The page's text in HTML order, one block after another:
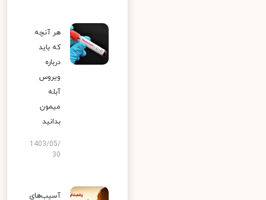
هر آنچه
که باید
درباره
ویروس
آبله
میمون
بدانید
1403/05/
30
آسیب‌های